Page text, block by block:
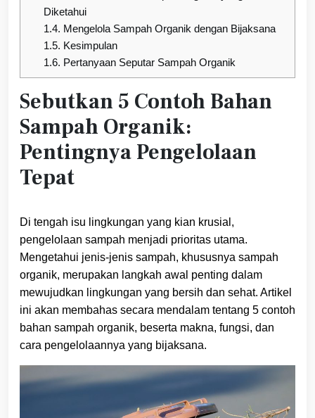
Diketahui
1.4. Mengelola Sampah Organik dengan Bijaksana
1.5. Kesimpulan
1.6. Pertanyaan Seputar Sampah Organik
Sebutkan 5 Contoh Bahan
Sampah Organik:
Pentingnya Pengelolaan
Tepat
Di tengah isu lingkungan yang kian krusial,
pengelolaan sampah menjadi prioritas utama.
Mengetahui jenis-jenis sampah, khususnya sampah
organik, merupakan langkah awal penting dalam
mewujudkan lingkungan yang bersih dan sehat. Artikel
ini akan membahas secara mendalam tentang 5 contoh
bahan sampah organik, beserta makna, fungsi, dan
cara pengelolaannya yang bijaksana.